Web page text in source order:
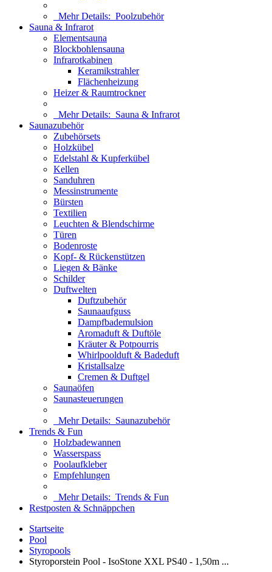
Mehr Details: Poolzubehör
Sauna & Infrarot
Elementsauna
Blockbohlensauna
Infrarotkabinen
Keramikstrahler
Flächenheizung
Heizer & Raumtrockner
Mehr Details: Sauna & Infrarot
Saunazubehör
Zubehörsets
Holzkübel
Edelstahl & Kupferkübel
Kellen
Sanduhren
Messinstrumente
Bürsten
Textilien
Leuchten & Blendschirme
Türen
Bodenroste
Kopf- & Rückenstützen
Liegen & Bänke
Schilder
Duftwelten
Duftzubehör
Saunaaufguss
Dampfbademulsion
Aromaduft & Duftöle
Kräuter & Potpourris
Whirlpoolduft & Badeduft
Kristallsalze
Cremen & Duftgel
Saunaöfen
Saunasteuerungen
Mehr Details: Saunazubehör
Trends & Fun
Holzbadewannen
Wasserspass
Poolaufkleber
Empfehlungen
Mehr Details: Trends & Fun
Restposten & Schnäppchen
Startseite
Pool
Styropools
Styroporstein Pool - IsoStone XXL PS40 - 1,50m ...